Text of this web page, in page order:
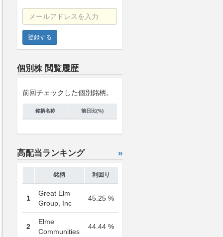
メールアドレスを入力
個別株 閲覧履歴
前回チェックした個別銘柄。
銘柄名称 前日比(%)
高配当ランキング »
銘柄 利回り
1
Great Elm
Group, Inc
45.25 %
2
Elme
Communities
44.44 %